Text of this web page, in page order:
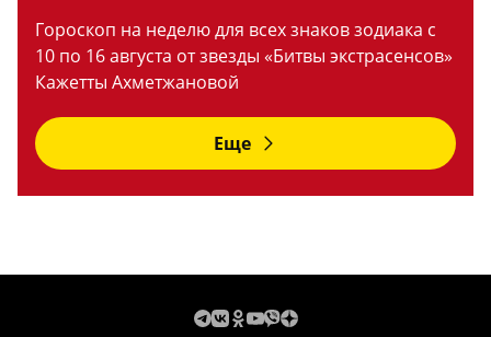
Гороскоп на неделю для всех знаков зодиака с
10 по 16 августа от звезды «Битвы экстрасенсов»
Кажетты Ахметжановой
Еще